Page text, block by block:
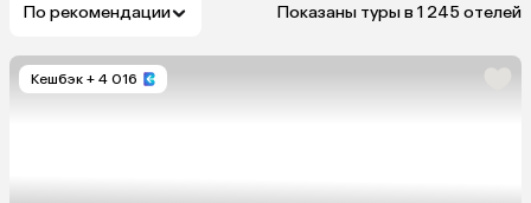
По рекомендации Показаны туры в 1 245 отелей
Кешбэк + 4 016